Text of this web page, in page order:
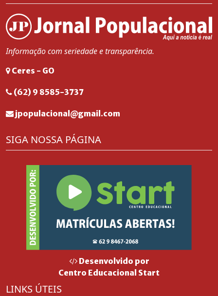
Informação com seriedade e transparência.
Ceres - GO
(62) 9 8585-3737
jpopulacional@gmail.com
SIGA NOSSA PÁGINA
Desenvolvido por
Centro Educacional Start
LINKS ÚTEIS